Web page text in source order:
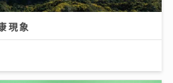
現象